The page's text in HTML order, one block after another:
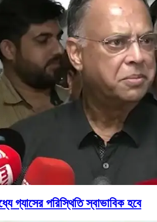
গ্যাসের পরিস্থিতি স্বাভাবিক হবে